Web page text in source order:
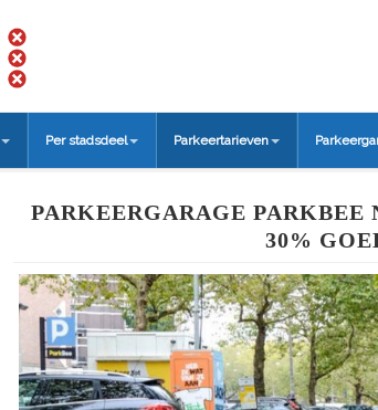
Per stadsdeel Parkeertarieven
PARKEERGARAGE PARKBEE
30%